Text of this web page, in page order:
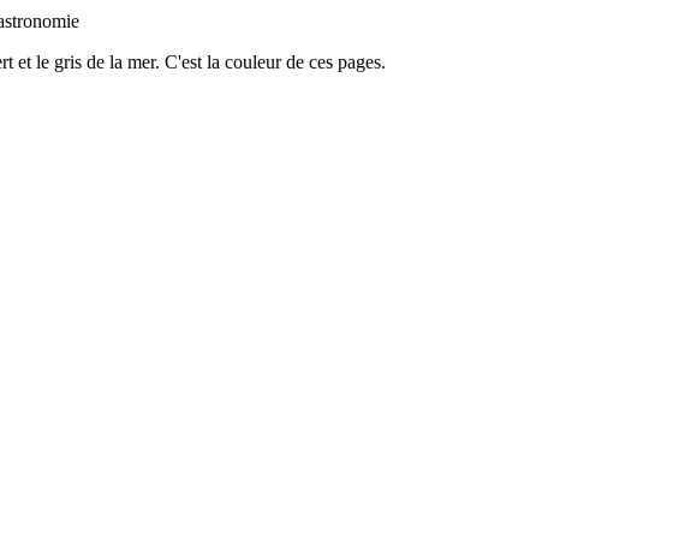
le gris de la mer. C'est la couleur de ces pages.